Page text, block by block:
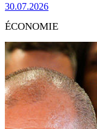
30.07.2026
ÉCONOMIE